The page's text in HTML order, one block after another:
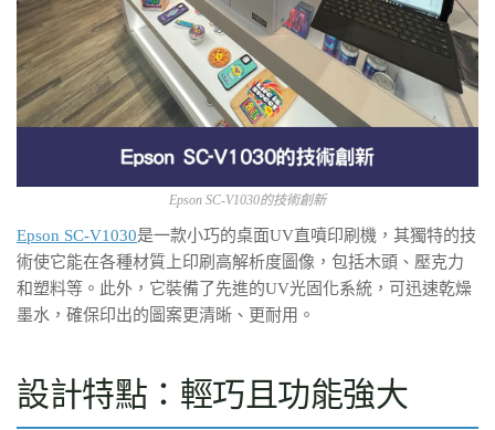
Epson SC-V1030的技術創新
Epson SC-V1030是一款小巧的桌面UV直噴印刷機，其獨特的技
術使它能在各種材質上印刷高解析度圖像，包括木頭、壓克力
和塑料等。此外，它裝備了先進的UV光固化系統，可迅速乾燥
墨水，確保印出的圖案更清晰、更耐用。
設計特點：輕巧且功能強大